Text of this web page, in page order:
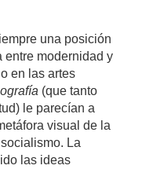
una posición
entre modernidad y
en las artes
(que tanto
le parecían a
visual de la
La
las ideas